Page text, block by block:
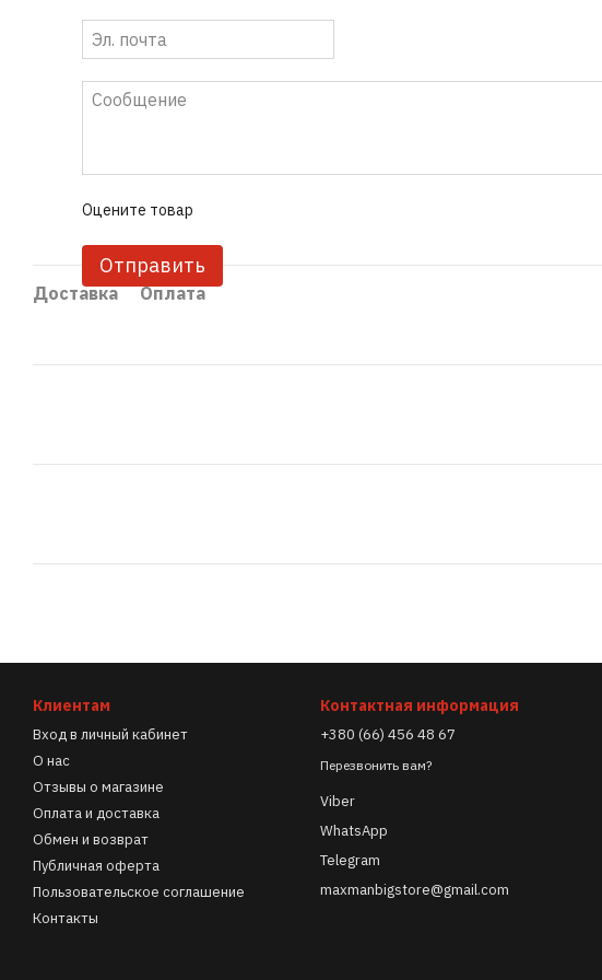
Оцените товар
Отправить
Доставка Оплата
Клиентам
Вход в личный кабинет
О нас
Отзывы о магазине
Оплата и доставка
Обмен и возврат
Публичная оферта
Пользовательское соглашение
Контакты
Контактная информация
+380 (66) 456 48 67
Перезвонить вам?
Viber
WhatsApp
Telegram
maxmanbigstore@gmail.com